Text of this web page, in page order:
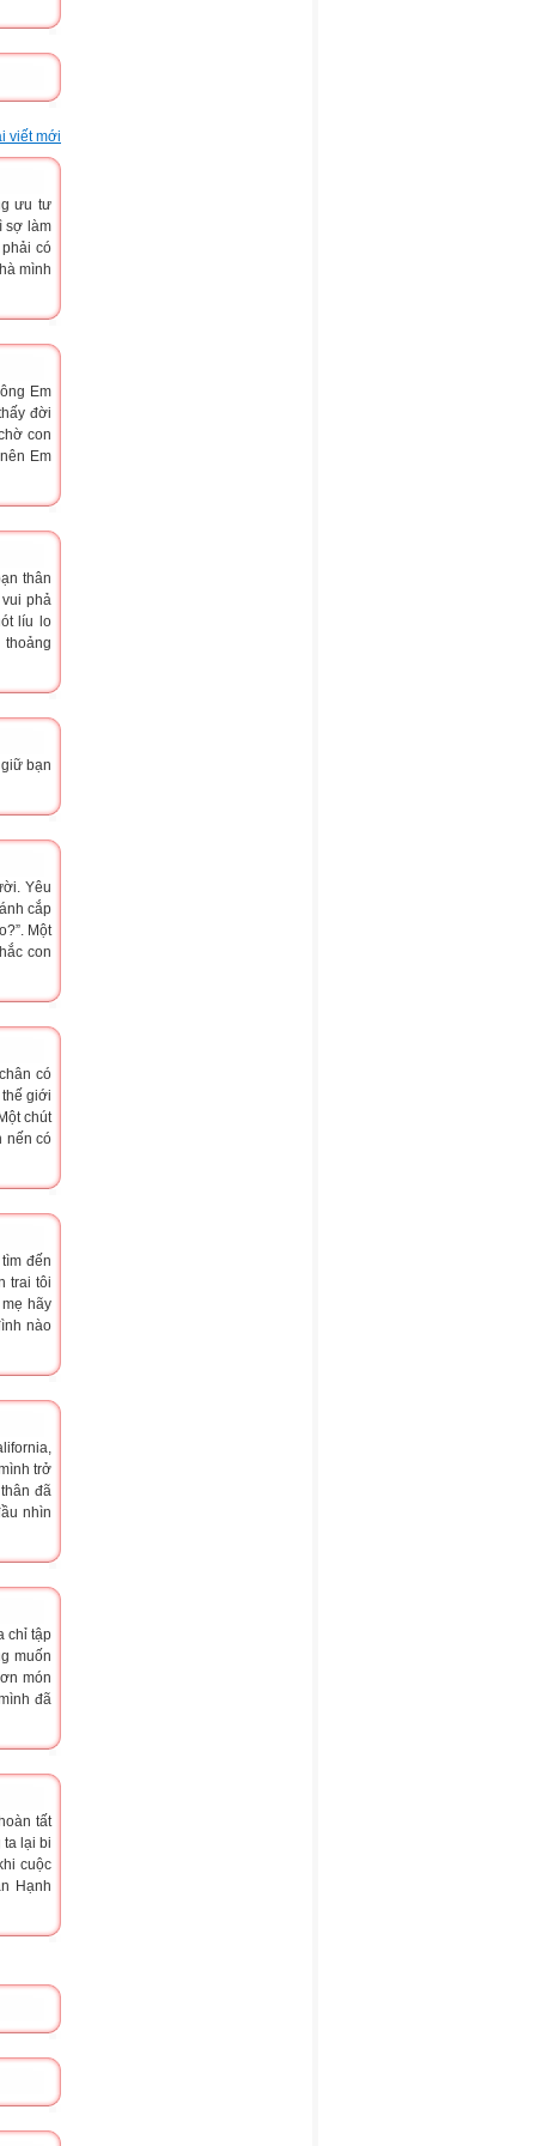
viết mới
ưu tư
sợ làm
có
mình
Em
đời
con
Em
thân
phả
líu lo
bạn
Yêu
cắp
Một
con
có
giới
chút
nến có
đến
trai tôi
hãy
nào
trở
đã
nhìn
chỉ tập
muốn
món
đã
tất
ta lại bi
cuộc
Hạnh